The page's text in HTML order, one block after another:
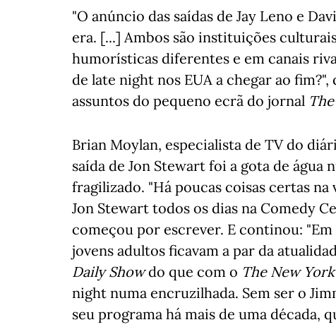
"O anúncio das saídas de Jay Leno e
era. [...] Ambos são instituições
humorísticas diferentes e em canais
de late night nos EUA a chegar ao
assuntos do pequeno ecrã do jornal
Brian Moylan, especialista de TV do
saída de Jon Stewart foi a gota de
fragilizado. "Há poucas coisas certas
Jon Stewart todos os dias na Comedy
começou por escrever. E continou:
jovens adultos ficavam a par da
Daily Showdo que com o The New
night numa encruzilhada. Sem ser o
seu programa há mais de uma década,